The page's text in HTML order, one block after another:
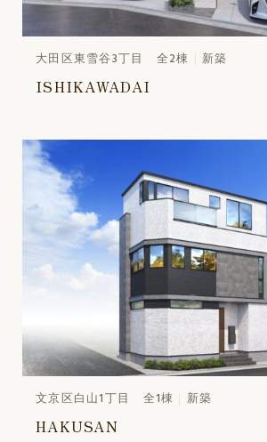
大田区東雪谷3丁目 全2棟 新築
ISHIKAWADAI
文京区白山1丁目 全1棟 新築
HAKUSAN